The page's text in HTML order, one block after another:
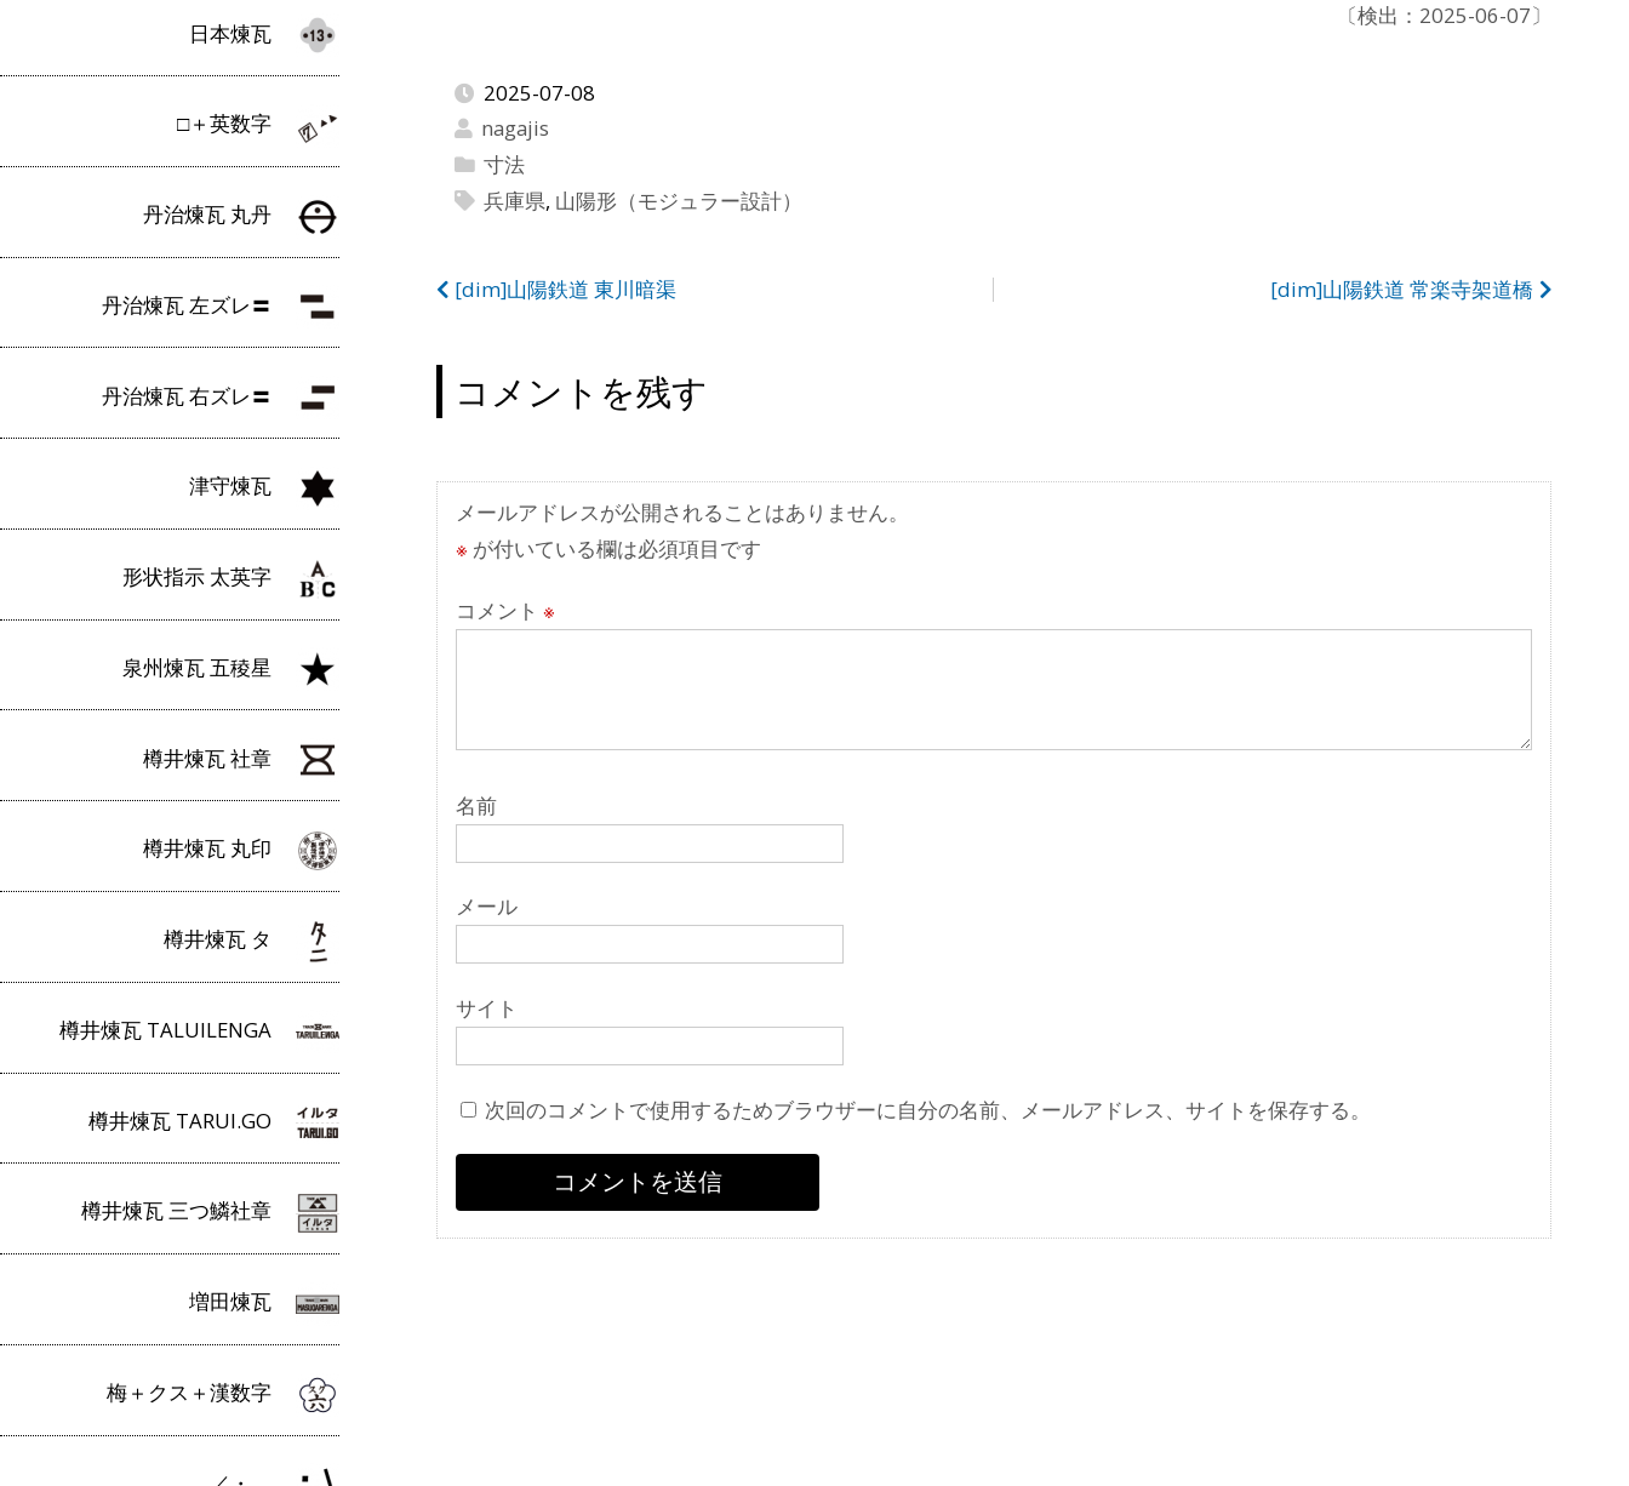
日本煉瓦
□＋英数字
丹治煉瓦 丸丹
丹治煉瓦 左ズレ〓
丹治煉瓦 右ズレ〓
津守煉瓦
形状指示 太英字
泉州煉瓦 五稜星
樽井煉瓦 社章
樽井煉瓦 丸印
樽井煉瓦 タ
樽井煉瓦 TALUILENGA
樽井煉瓦 TARUI.GO
樽井煉瓦 三つ鱗社章
増田煉瓦
梅＋クス＋漢数字
〔検出：2025-06-07〕
2025-07-08
nagajis
寸法
兵庫県, 山陽形（モジュラー設計）
投
ナ
ビ
ゲ
ー
シ
ョ
ン
[dim]山陽鉄道 常楽寺架道橋
[dim]山陽鉄道 東川暗渠
コメントを残す
メールアドレスが公開されることはありません。
※ が付いている欄は必須項目です
コメント ※
名前
メール
サイト
次回のコメントで使用するためブラウザーに自分の名前、メールアドレス、サイトを保存する。